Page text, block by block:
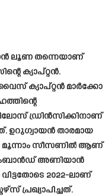
ലൂണ തന്നെയാണ്
ക്യാപ്റ്റൻ.
ക്യാപ്റ്റൻ മാർക്കോ
ഡ്രിൻസിക്കിനാണ്
ഉറുഗ്വായൻ താരമായ
മൂന്നാം സീസണിൽ ആണ്
ആംബാൻഡ് അണിയാൻ
2022-ലാണ്
പ്രഖ്യാപിച്ചത്.